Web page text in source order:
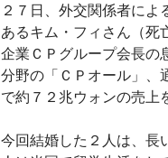
２７日、外交関係者に
あるキム・フィさん（死
企業ＣＰグループ会長の
分野の「ＣＰオール」、
で約７２兆ウォンの売上
今回結婚した２人は、長